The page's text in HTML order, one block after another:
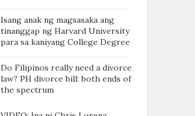
Isang anak ng magsasaka ang
tinanggap ng Harvard University
para sa kaniyang College Degree
Do Filipinos really need a divorce
law? PH divorce bill: both ends of
the spectrum